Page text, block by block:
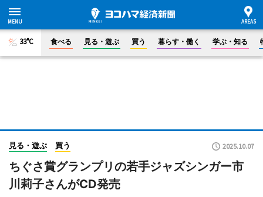
33°C 食べる 見る・遊ぶ 買う 暮らす・働く 学ぶ・知る
見る・遊ぶ 買う 2025.10.07
ちぐさ賞グランプリの若手ジャズシンガー市
川莉子さんがCD発売